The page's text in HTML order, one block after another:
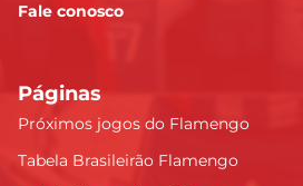
Fale conosco
Páginas
Próximos jogos do Flamengo
Tabela Brasileirão Flamengo